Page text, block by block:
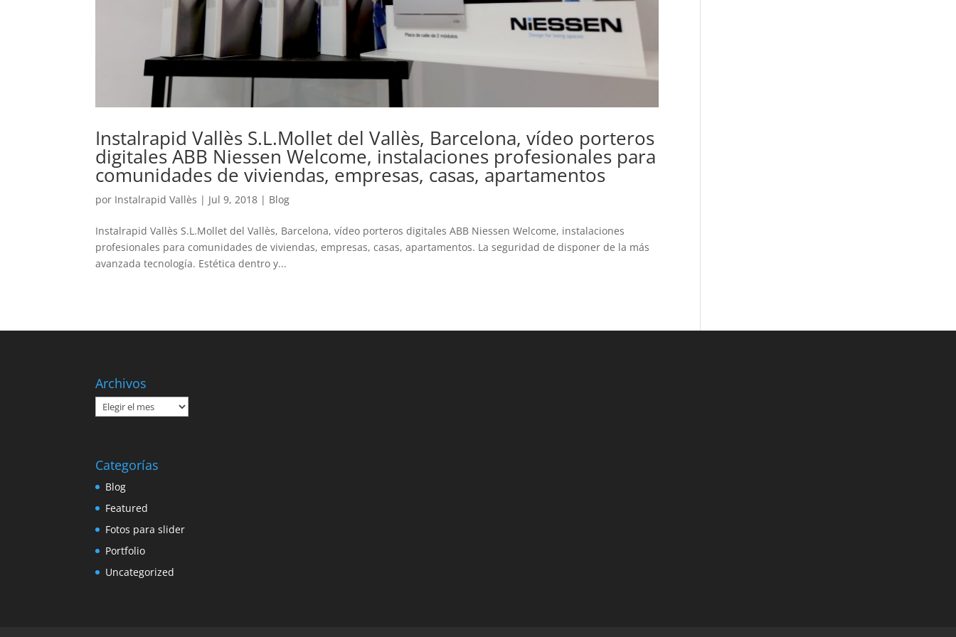
Instalrapid Vallès S.L.Mollet del Vallès, Barcelona, vídeo porteros
digitales ABB Niessen Welcome, instalaciones profesionales para
comunidades de viviendas, empresas, casas, apartamentos
por Instalrapid Vallès | Jul 9, 2018 | Blog
Instalrapid Vallès S.L.Mollet del Vallès, Barcelona, vídeo porteros digitales ABB Niessen Welcome, instalaciones
profesionales para comunidades de viviendas, empresas, casas, apartamentos. La seguridad de disponer de la más
avanzada tecnología. Estética dentro y...
Archivos
Archivos
Categorías
Blog
Featured
Fotos para slider
Portfolio
Uncategorized